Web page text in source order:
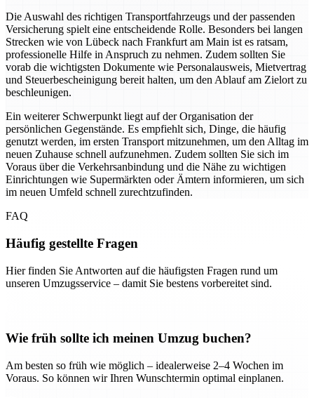
Die Auswahl des richtigen Transportfahrzeugs und der passenden
Versicherung spielt eine entscheidende Rolle. Besonders bei langen
Strecken wie von Lübeck nach Frankfurt am Main ist es ratsam,
professionelle Hilfe in Anspruch zu nehmen. Zudem sollten Sie
vorab die wichtigsten Dokumente wie Personalausweis, Mietvertrag
und Steuerbescheinigung bereit halten, um den Ablauf am Zielort zu
beschleunigen.
Ein weiterer Schwerpunkt liegt auf der Organisation der
persönlichen Gegenstände. Es empfiehlt sich, Dinge, die häufig
genutzt werden, im ersten Transport mitzunehmen, um den Alltag im
neuen Zuhause schnell aufzunehmen. Zudem sollten Sie sich im
Voraus über die Verkehrsanbindung und die Nähe zu wichtigen
Einrichtungen wie Supermärkten oder Ämtern informieren, um sich
im neuen Umfeld schnell zurechtzufinden.
FAQ
Häufig gestellte Fragen
Hier finden Sie Antworten auf die häufigsten Fragen rund um
unseren Umzugsservice – damit Sie bestens vorbereitet sind.
Wie früh sollte ich meinen Umzug buchen?
Am besten so früh wie möglich – idealerweise 2–4 Wochen im
Voraus. So können wir Ihren Wunschtermin optimal einplanen.